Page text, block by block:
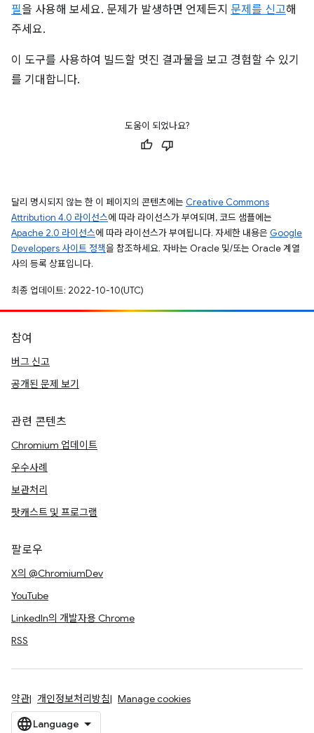
필을 사용해 보세요. 문제가 발생하면 언제든지 문제를 신고해
주세요.
이 도구를 사용하여 빌드할 멋진 결과물을 보고 경험할 수 있기
를 기대합니다.
도움이 되었나요?
달리 명시되지 않는 한 이 페이지의 콘텐츠에는 Creative Commons
Attribution 4.0 라이선스에 따라 라이선스가 부여되며, 코드 샘플에는
Apache 2.0 라이선스에 따라 라이선스가 부여됩니다. 자세한 내용은 Google
Developers 사이트 정책을 참조하세요. 자바는 Oracle 및/또는 Oracle 계열
사의 등록 상표입니다.
최종 업데이트: 2022-10-10(UTC)
참여
버그 신고
공개된 문제 보기
관련 콘텐츠
Chromium 업데이트
우수사례
보관처리
팟캐스트 및 프로그램
팔로우
X의 @ChromiumDev
YouTube
LinkedIn의 개발자용 Chrome
RSS
약관 개인정보처리방침 Manage cookies